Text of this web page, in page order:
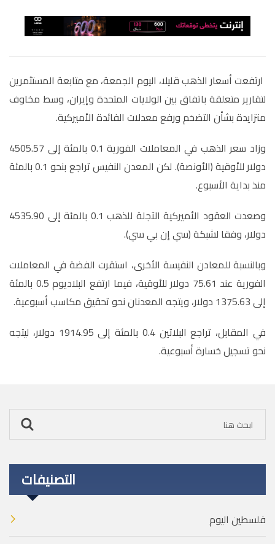
ارتفعت أسعار الذهب قليلا، اليوم الجمعة، مع متابعة المستثمرين
لتقارير متعلقة باتفاق بين الولايات المتحدة وإيران، وسط مخاوف
متزايدة بشأن التضخم ورفع معدلات الفائدة الأميركية.
وزاد سعر الذهب في المعاملات الفورية 0.1 بالمئة إلى 4505.57
دولار للأوقية (الأونصة). لكن المعدن النفيس تراجع بنحو 0.1 بالمئة
منذ بداية الأسبوع.
وصعدت العقود الأميركية الآجلة للذهب 0.1 بالمئة إلى 4535.90
دولار، وفقا لشبكة (سي إن بي سي).
وبالنسبة للمعادن النفيسة الأخرى، استقرت الفضة في المعاملات
الفورية عند 75.61 دولار للأوقية، فيما ارتفع البلاديوم 0.5 بالمئة
إلى 1375.63 دولار، ويتجه المعدنان نحو تحقيق مكاسب أسبوعية
.
في المقابل، تراجع البلاتين 0.4 بالمئة إلى 1914.95 دولار، ليتجه
نحو تسجيل خسارة أسبوعية.
التصنيفات
فلسطين اليوم